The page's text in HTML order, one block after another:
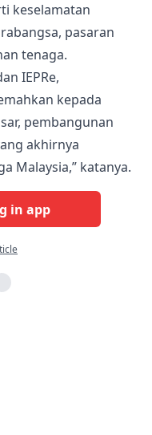
keselamatan
pasaran
tenaga.
IEPRe,
kepada
pembangunan
akhirnya
Malaysia,” katanya.
in app